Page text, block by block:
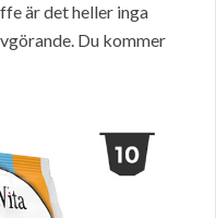
är det heller inga
Du kommer